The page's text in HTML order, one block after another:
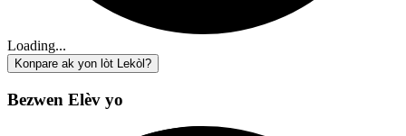
Loading...
Konpare ak yon lòt Lekòl?
Bezwen Elèv yo